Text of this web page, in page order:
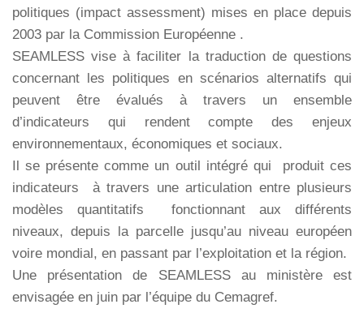
politiques (impact assessment) mises en place depuis
2003 par la Commission Européenne .
SEAMLESS vise à faciliter la traduction de questions
concernant les politiques en scénarios alternatifs qui
peuvent être évalués à travers un ensemble
d’indicateurs qui rendent compte des enjeux
environnementaux, économiques et sociaux.
Il se présente comme un outil intégré qui produit ces
indicateurs à travers une articulation entre plusieurs
modèles quantitatifs fonctionnant aux différents
niveaux, depuis la parcelle jusqu’au niveau européen
voire mondial, en passant par l’exploitation et la région.
Une présentation de SEAMLESS au ministère est
envisagée en juin par l’équipe du Cemagref.